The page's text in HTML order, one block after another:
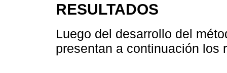
RESULTADOS
Luego del desarrollo del
presentan a continuación los